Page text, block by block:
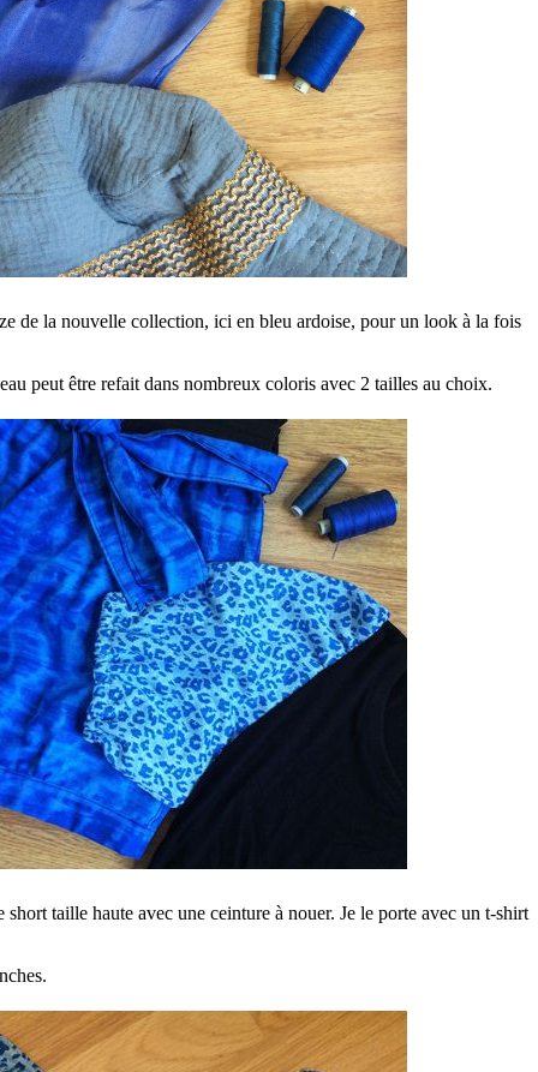
de la nouvelle collection, ici en bleu ardoise, pour un look à la fois
peut être refait dans nombreux coloris avec 2 tailles au choix.
taille haute avec une ceinture à nouer. Je le porte avec un t-shirt